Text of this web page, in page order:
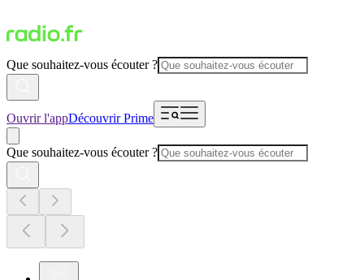
Que souhaitez-vous écouter ?
Ouvrir l'appDécouvrir Prime
Que souhaitez-vous écouter ?